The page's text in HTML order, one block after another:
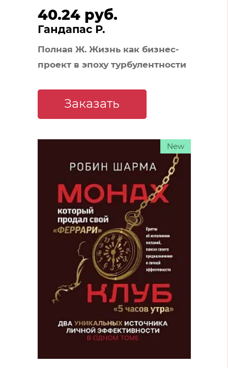
40.24 руб.
Гандапас Р.
Полная Ж. Жизнь как бизнес-
проект в эпоху турбулентности
Заказать
New